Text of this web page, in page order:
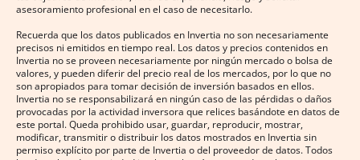
asesoramiento profesional en el caso de necesitarlo.
Recuerda que los datos publicados en Invertia no son necesariamente
precisos ni emitidos en tiempo real. Los datos y precios contenidos en
Invertia no se proveen necesariamente por ningún mercado o bolsa de
valores, y pueden diferir del precio real de los mercados, por lo que no
son apropiados para tomar decisión de inversión basados en ellos.
Invertia no se responsabilizará en ningún caso de las pérdidas o daños
provocadas por la actividad inversora que relices basándote en datos de
este portal. Queda prohibido usar, guardar, reproducir, mostrar,
modificar, transmitir o distribuir los datos mostrados en Invertia sin
permiso explícito por parte de Invertia o del proveedor de datos. Todos